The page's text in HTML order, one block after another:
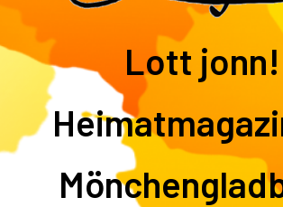
Lott jonn!